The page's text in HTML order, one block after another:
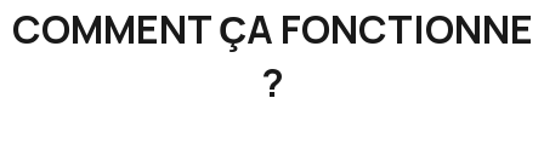
COMMENT ÇA FONCTIONNE
?